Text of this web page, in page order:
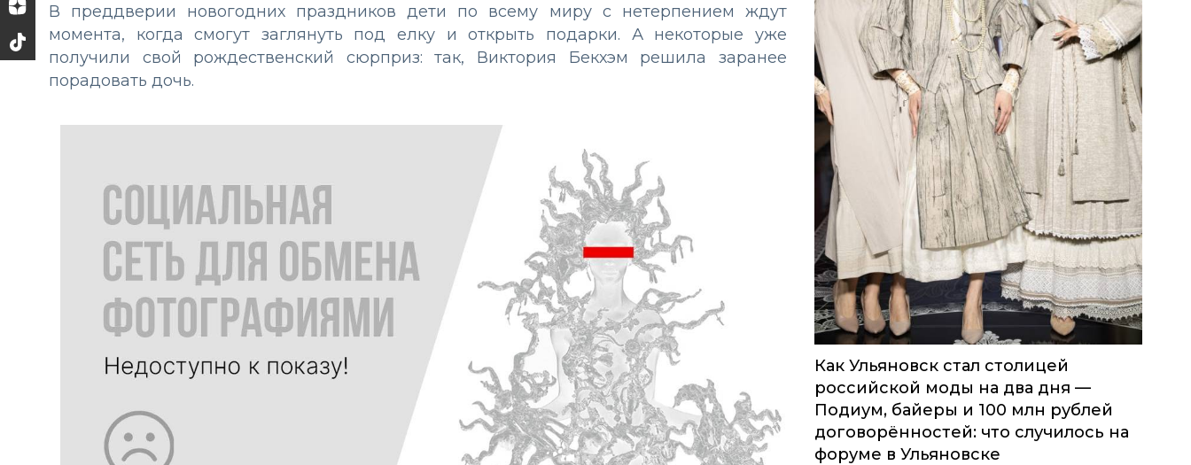
В преддверии новогодних праздников дети по всему миру с нетерпением ждут
момента, когда смогут заглянуть под елку и открыть подарки. А некоторые уже
получили свой рождественский сюрприз: так, Виктория Бекхэм решила заранее
порадовать дочь.
Как Ульяновск стал столицей
российской моды на два дня —
Подиум, байеры и 100 млн рублей
договорённостей: что случилось на
форуме в Ульяновске